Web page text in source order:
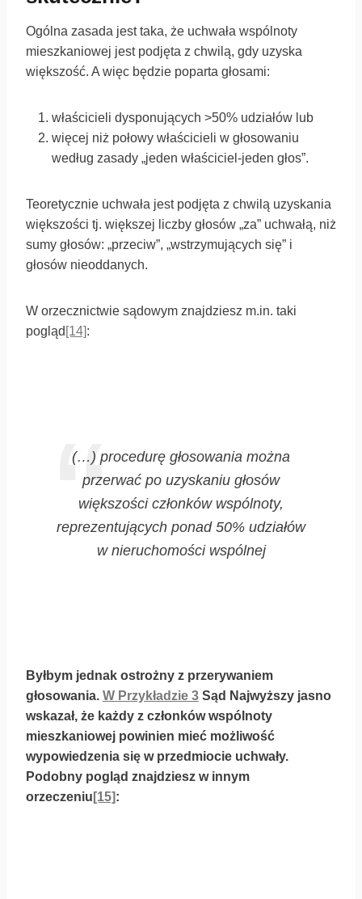
Ogólna zasada jest taka, że uchwała wspólnoty
mieszkaniowej jest podjęta z chwilą, gdy uzyska
większość. A więc będzie poparta głosami:
właścicieli dysponujących >50% udziałów lub
więcej niż połowy właścicieli w głosowaniu
według zasady „jeden właściciel-jeden głos”.
Teoretycznie uchwała jest podjęta z chwilą uzyskania
większości tj. większej liczby głosów „za” uchwałą, niż
sumy głosów: „przeciw”, „wstrzymujących się” i
głosów nieoddanych.
W orzecznictwie sądowym znajdziesz m.in. taki
pogląd [14]:
(…) procedurę głosowania można
przerwać po uzyskaniu głosów
większości członków wspólnoty,
reprezentujących ponad 50% udziałów
w nieruchomości wspólnej
Byłbym jednak ostrożny z przerywaniem
głosowania. W Przykładzie 3 Sąd Najwyższy jasno
wskazał, że każdy z członków wspólnoty
mieszkaniowej powinien mieć możliwość
wypowiedzenia się w przedmiocie uchwały.
Podobny pogląd znajdziesz w innym
orzeczeniu [15]: